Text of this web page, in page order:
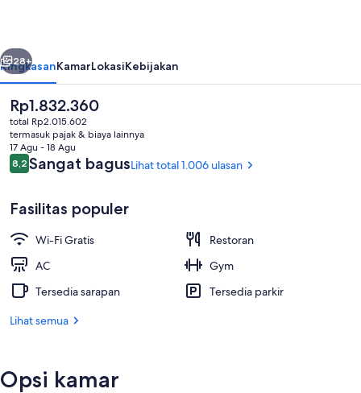
Eksterior
Berikutnya
28+
RingkasanKamarLokasiKebijakan
Harga
saat
ini
Rp1.832.360
Rp1.832.360
total Rp2.015.602
termasuk pajak & biaya lainnya
17 Agu - 18 Agu
Ulasan
8,28,2 dari 10
Sangat bagusLihat total 1.006 ulasan
Fasilitas populer
Wi-Fi Gratis
Restoran
AC
Gym
Tersedia sarapan
Tersedia parkir
Lihat semua
Opsi kamar